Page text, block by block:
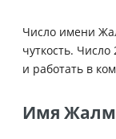
Число имени
чуткость.
и работать в
Имя